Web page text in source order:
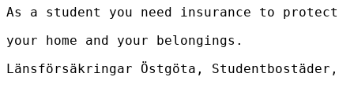
As a student you need insurance to protect
your home and your belongings.
Länsförsäkringar Östgöta, Studentbostäder,